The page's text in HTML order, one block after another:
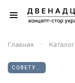
Главная – Каталог